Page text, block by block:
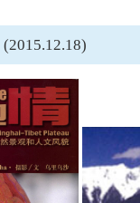
(2015.12.18)